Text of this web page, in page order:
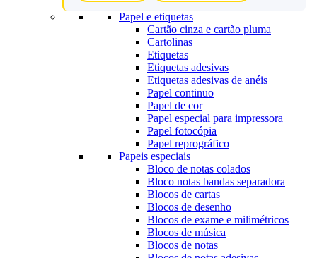
Papel e etiquetas
Cartão cinza e cartão pluma
Cartolinas
Etiquetas
Etiquetas adesivas
Etiquetas adesivas de anéis
Papel continuo
Papel de cor
Papel especial para impressora
Papel fotocópia
Papel reprográfico
Papeis especiais
Bloco de notas colados
Bloco notas bandas separadora
Blocos de cartas
Blocos de desenho
Blocos de exame e milimétricos
Blocos de música
Blocos de notas